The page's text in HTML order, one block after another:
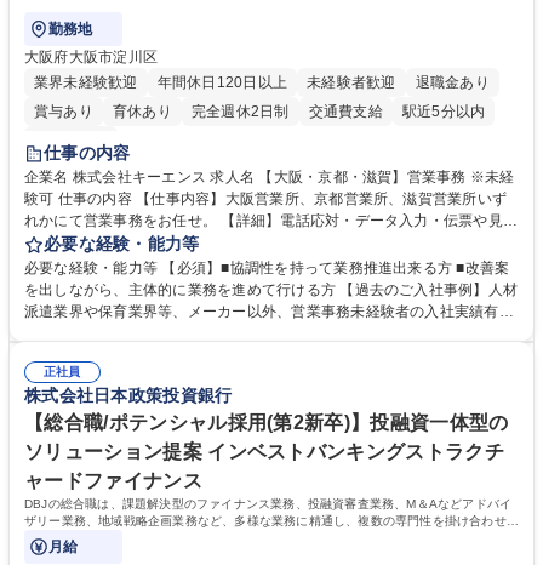
勤務地
大阪府大阪市淀川区
業界未経験歓迎
年間休日120日以上 未経験者歓迎
退職金あり
賞与あり
育休あり 完全週休2日制 交通費支給
駅近5分以内
土日祝休み
仕事の内容
企業名 株式会社キーエンス 求人名 【大阪・京都・滋賀】営業事務 ※未経
験可 仕事の内容 【仕事内容】大阪営業所、京都営業所、滋賀営業所いず
れかにて営業事務をお任せ。 【詳細】電話応対・データ入力・伝票や見積
の作成・カタログ送付・来客対応・営業所内で発生する事務業務や業務改
善をお任せ。 【教育制度】ご入社後、育成担当とペアになりながらOJTに
て業務を覚えていただくことが可能です。業務システムがきちんと構築さ
れているため、スムーズに仕事に慣れることができる環境です。また、
募集職種 【大阪・京都・滋賀】営業事務 ※未経験可
必要な経験・能力等
必要な経験・能力等 【必須】■協調性を持って業務推進出来る方 ■改善案
を出しながら、主体的に業務を進めて行ける方 【過去のご入社事例】人材
派遣業界や保育業界等、メーカー以外、営業事務未経験者の入社実績有
えて、お客様や社員の状況に合わせ、能動的なサポート、改善の動きも期
待され。組織を支えるスペシャリストとして、チームに貢献し、結果的に
社員から頼られる存在になることができます。平均19:30の退勤以降の業
務の持ち帰りも禁止されており、メリハリのある働き方となります。 学
歴・資格 学歴：大学院 大学 高専 短大 語学力： 資格：
正社員
株式会社日本政策投資銀行
【総合職/ポテンシャル採用(第2新卒)】投融資一体型の
ソリューション提案 インベストバンキングストラクチ
ャードファイナンス
DBJの総合職は、課題解決型のファイナンス業務、投融資審査業務、M＆Aなどアドバイ
ザリー業務、地域戦略企画業務など、多様な業務に精通し、複数の専門性を掛け合わせて
広く社会に貢献していく職種です。
月給